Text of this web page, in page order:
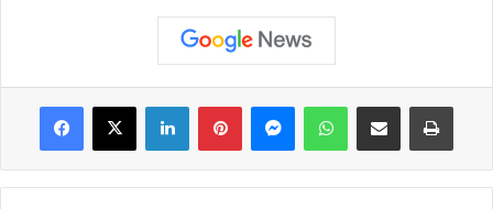
Facebook
X LinkedInPinterestMessengerWhatsAppShare via Email Print